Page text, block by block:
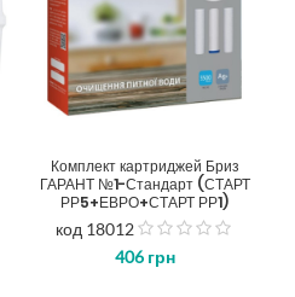
Комплект картриджей Бриз
ГАРАНТ №1-Стандарт (СТАРТ
РР5+ЕВРО+СТАРТ РР1)
код 18012
406 грн